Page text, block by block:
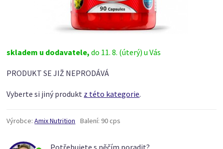
skladem u dodavatele,do 11. 8. (úterý) u Vás
PRODUKT SE JIŽ NEPRODÁVÁ
Vyberte si jiný produkt z této kategorie.
Výrobce: Amix Nutrition Balení: 90 cps
Potřebujete s něčím poradit?